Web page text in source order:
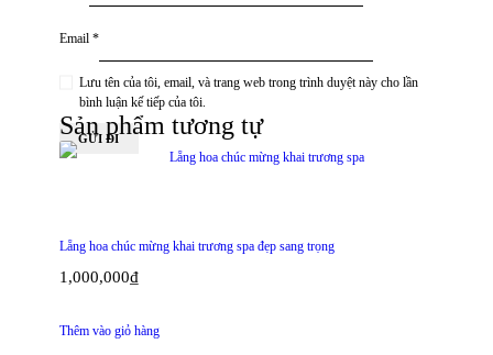
Email *
Lưu tên của tôi, email, và trang web trong trình duyệt này cho lần
bình luận kế tiếp của tôi.
Sản phẩm tương tự
Lẵng hoa chúc mừng khai trương spa đẹp sang trọng
1,000,000₫
Thêm vào giỏ hàng